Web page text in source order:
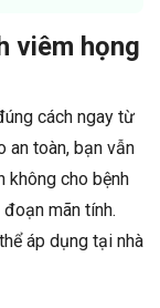
viêm họng
cách ngay từ
an toàn, bạn vẫn
không cho bệnh
mãn tính.
áp dụng tại nhà